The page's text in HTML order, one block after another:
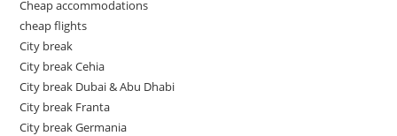
Cheap accommodations
cheap flights
City break
City break Cehia
City break Dubai & Abu Dhabi
City break Franta
City break Germania